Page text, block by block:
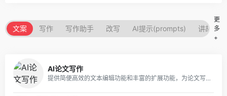
文案 写作 写作助手 改写 AI提示(prompts) 讲故事
更
多
+
AI论文写作
提供简便高效的文本编辑功能和丰富的扩展功能，为论文写作提供全方位的支撑。